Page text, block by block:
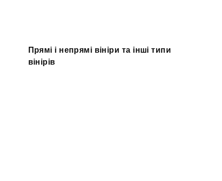
Прямі і непрямі вініри та інші типи
вінірів